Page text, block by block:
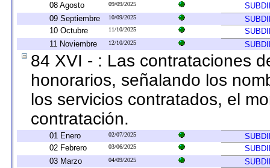
08 Agosto
09/09/2025
09 Septiembre
10/09/2025
10 Octubre
11/10/2025
11 Noviembre
12/10/2025
84 XVI - : Las contrataciones
honorarios, señalando los
los servicios contratados, el
contratación.
01 Enero 02/07/2025
02 Febrero
03/06/2025
03 Marzo
04/09/2025